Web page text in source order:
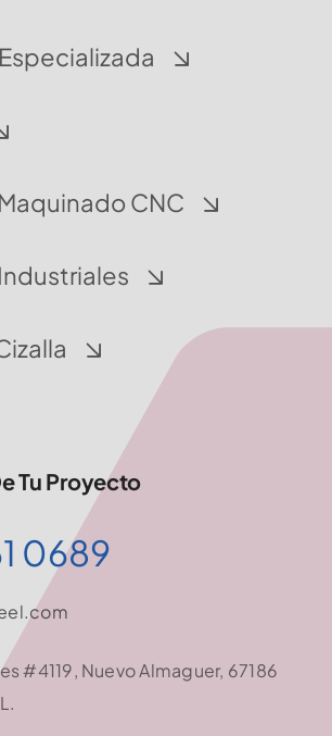
CNC
Tu Proyecto
0689
#4119, Nuevo Almaguer, 67186